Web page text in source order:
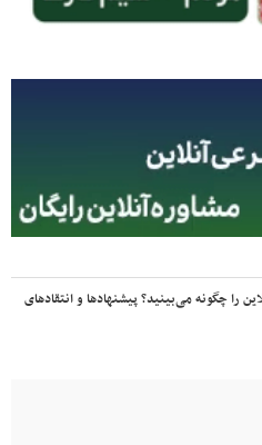
را چگونه می‌بینید؟ پیشنهادها و انتقادهای